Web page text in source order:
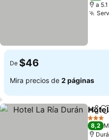
a
De $46
Mira precios de 2 páginas
3
8,2